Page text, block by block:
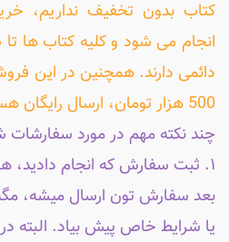
کتاب بدون تخفیف نداریم،
دائمی دارند. همچنین در این
500 هزار تومان، ارسال رایگان هست...
چند نکته مهم در مورد سفارشات
۱. ثبت سفارش که انجام دادید،
بعد سفارش تون ارسال میشه،
یا شرایط خاص پیش بیاد. البته